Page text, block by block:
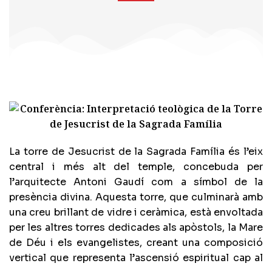
La torre de Jesucrist de la Sagrada Família és l’eix
central i més alt del temple, concebuda per
l’arquitecte Antoni Gaudí com a símbol de la
presència divina. Aquesta torre, que culminarà amb
una creu brillant de vidre i ceràmica, està envoltada
per les altres torres dedicades als apòstols, la Mare
de Déu i els evangelistes, creant una composició
vertical que representa l’ascensió espiritual cap al